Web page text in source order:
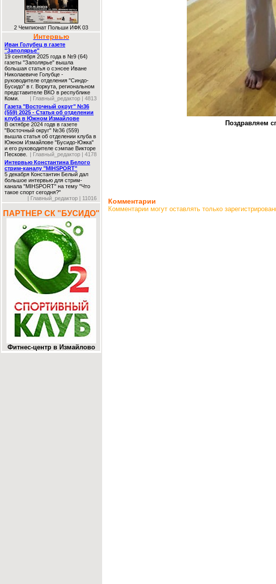
2 Чемпионат Польши ИФК 03
Интервью
Иван Голубец в газете
"Заполярье"
19 сентября 2025 года в №9 (64)
газеты "Заполярье" вышла
большая статья о сэнсее Иване
Николаевиче Голубце -
руководителе отделения "Синдо-
Бусидо" в г. Воркута, региональном
представителе ВКО в республике
Коми.
| Главный_редактор | 4813
Газета "Восточный округ" №36
(559) 2025 - Статья об отделении
клуба в Южном Измайлове
В октябре 2024 годв в газете
"Восточный округ" №36 (559)
вышла статья об отделении клуба в
Южном Измайлове "Бусидо-Южка"
и его руководителе сэмпае Викторе
Пескове.
| Главный_редактор | 4178
Интервью Константина Белого
стрим-каналу "MIHSPORT"
5 декабря Константин Белый дал
большое интервью для стрим-
канала "MIHSPORT" на тему "Что
такое спорт сегодня?"
| Главный_редактор | 11016
ПАРТНЕР СК "БУСИДО"
Фитнес-центр в Измайлово
Поздравляем
Комментарии
Комментарии могут оставлять только